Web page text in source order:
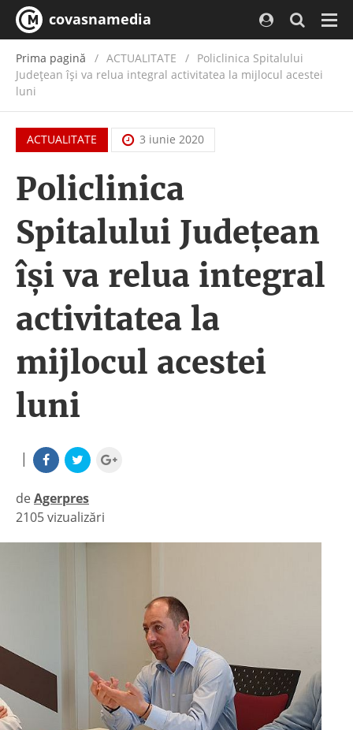
covasnamedia
Prima pagină ACTUALITATE / Policlinica Spitalului
Judeţean îşi va relua integral activitatea la mijlocul acestei
luni
ACTUALITATE 3 iunie 2020
Policlinica
Spitalului Judeţean
îşi va relua integral
activitatea la
mijlocul acestei
luni
|
deAgerpres
|
2105 vizualizări